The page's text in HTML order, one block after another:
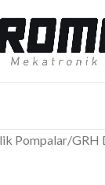
Pompalar/GRH